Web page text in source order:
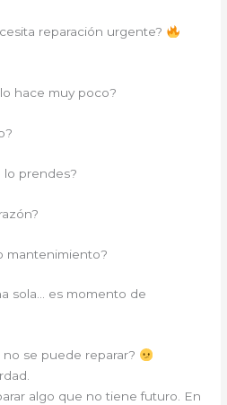
reparación urgente?
hace muy poco?
lo prendes?
mantenimiento?
sola… es momento de
se puede reparar?
algo que no tiene futuro. En